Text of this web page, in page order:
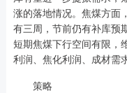
涨的落地情况。焦煤方面
有三周，节前仍有补库预
短期焦煤下行空间有限，
利润、焦化利润、成材需
策略